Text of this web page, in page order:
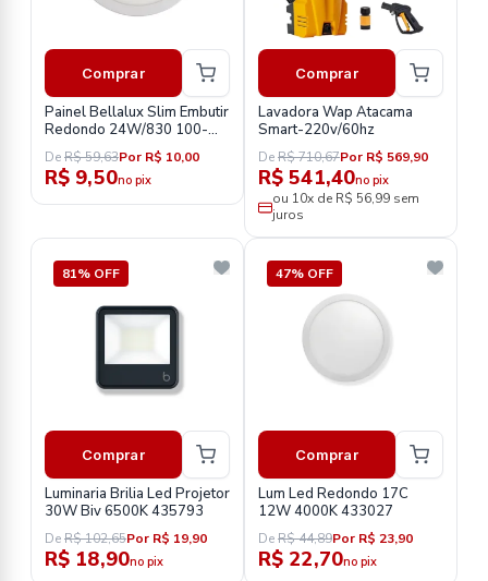
Comprar
Painel Bellalux Slim Embutir
Redondo 24W/830 100-
240V
DeR$ 59,63Por R$ 10,00
R$ 9,50no pix
Comprar
Lavadora Wap Atacama
Smart-220v/60hz
DeR$ 710,67Por R$ 569,90
R$ 541,40no pix
ou 10x de R$ 56,99 sem
juros
81% OFF
Comprar
Luminaria Brilia Led Projetor
30W Biv 6500K 435793
DeR$ 102,65Por R$ 19,90
R$ 18,90no pix
47% OFF
Comprar
Lum Led Redondo 17C
12W 4000K 433027
DeR$ 44,89Por R$ 23,90
R$ 22,70no pix